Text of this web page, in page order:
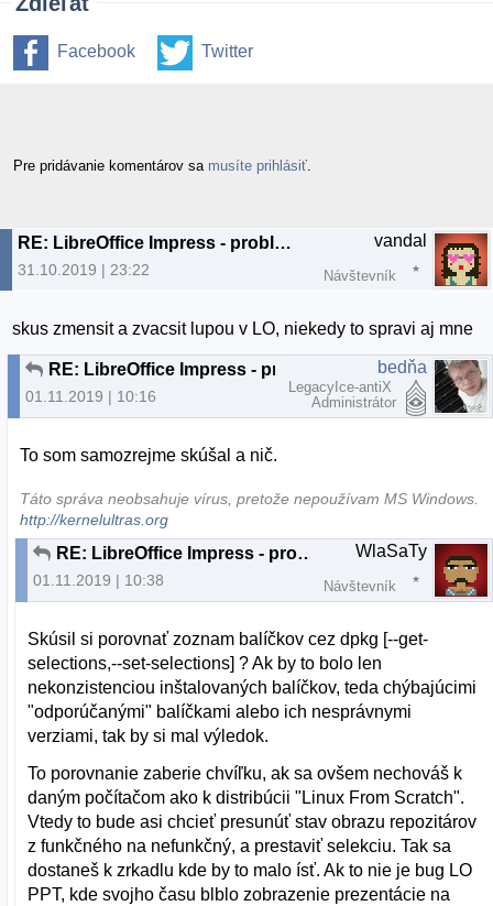
Facebook Twitter
Pre pridávanie komentárov sa musíte prihlásiť
RE: LibreOffice Impress - problém po prenesení na druhý komp
31.10.2019 | 23:22
vandal
Návštevník
skus zmensit a zvacsit lupou v LO, niekedy to spravi aj mne
01.11.2019 | 10:16
bedňa
LegacyIce-antiX
Administrátor
To som samozrejme skúšal a nič.
Táto správa neobsahuje vírus, pretože nepoužívam MS Windows.
http://kernelultras.org
RE: LibreOffice Impress - problém po prenesení na druhý komp
01.11.2019 | 10:38
WlaSaTy
Návštevník
Skúsil si porovnať zoznam balíčkov cez dpkg [--get-
selections,--set-selections] ? Ak by to bolo len
nekonzistenciou inštalovaných balíčkov, teda chýbajúcimi
"odporúčanými" balíčkami alebo ich nesprávnymi
verziami, tak by si mal výledok.
To porovnanie zaberie chvíľku, ak sa ovšem nechováš k
daným počítačom ako k distribúcii "Linux From Scratch".
Vtedy to bude asi chcieť presunúť stav obrazu repozitárov
z funkčného na nefunkčný, a prestaviť selekciu. Tak sa
dostaneš k zrkadlu kde by to malo ísť. Ak to nie je bug LO
PPT, kde svojho času blblo zobrazenie prezentácie na